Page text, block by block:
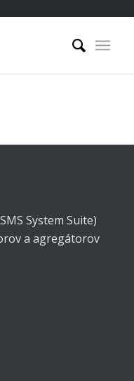
System Suite)
a agregátorov